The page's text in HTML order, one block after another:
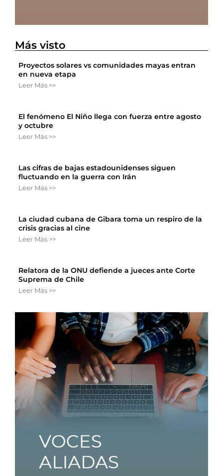
Más visto
Proyectos solares vs comunidades mayas entran
en nueva etapa
Leer Más >>
El fenómeno El Niño llega con fuerza entre agosto
y octubre
Leer Más >>
Las cifras de bajas estadounidenses siguen
fluctuando en la guerra con Irán
Leer Más >>
La ciudad cubana de Gibara toma un respiro de la
crisis gracias al cine
Leer Más >>
Relatora de la ONU defiende a jueces ante Corte
Suprema de Chile
Leer Más >>